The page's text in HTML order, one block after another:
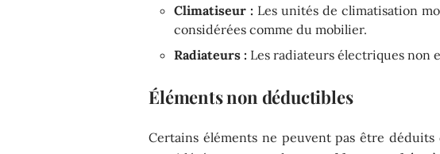
Climatiseur : Les unités de climatisation
considérées comme du mobilier.
Radiateurs : Les radiateurs électriques non
Éléments non déductibles
Certains éléments ne peuvent pas être